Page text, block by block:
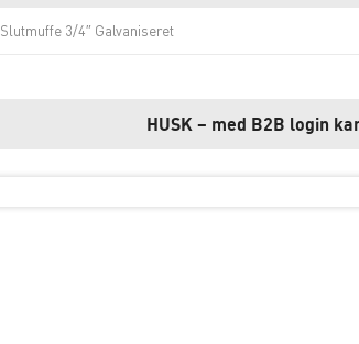
Slutmuffe 3/4″ Galvaniseret
HUSK – med B2B login